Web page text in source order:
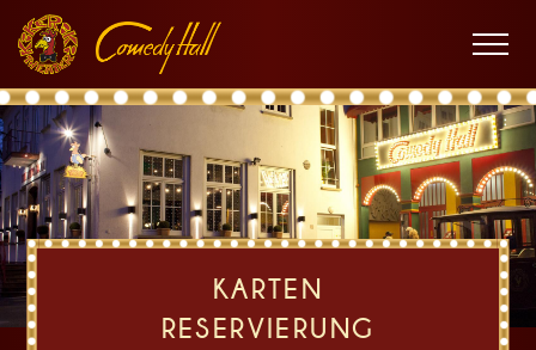
Hauptnavigation
Inhalt
Fußnavigation
K
a
Menü
KARTEN
RESERVIERUNG